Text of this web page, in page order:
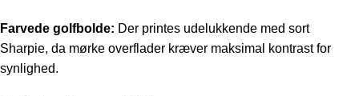
Farvede golfbolde: Der printes udelukkende med sort
Sharpie, da mørke overflader kræver maksimal kontrast for
synlighed.